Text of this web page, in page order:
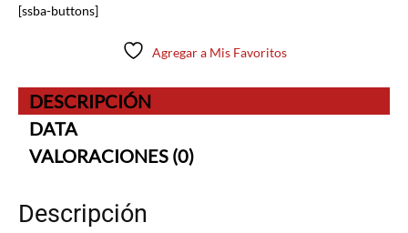
[ssba-buttons]
Agregar a Mis Favoritos
DESCRIPCIÓN
DATA
VALORACIONES (0)
Descripción